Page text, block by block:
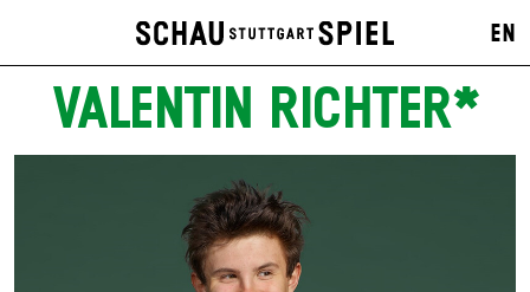
EN
VALENTIN RICHTER*